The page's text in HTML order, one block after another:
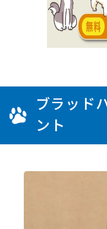
ブラッド
ント